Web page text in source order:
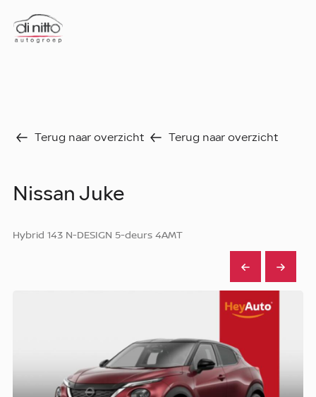
Vergelijk
Diensten
Autoverhuur
Terug naar overzicht Terug naar overzicht
Nissan Juke
Hybrid 143 N-DESIGN 5-deurs 4AMT